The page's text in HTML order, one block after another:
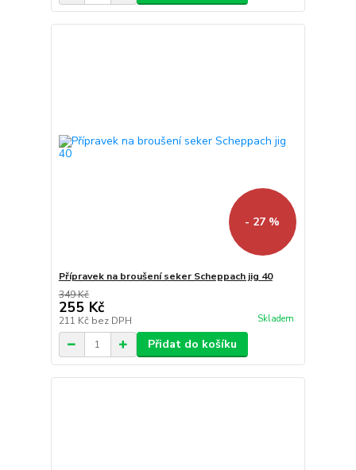
- 27 %
Přípravek na broušení seker Scheppach jig 40
349 Kč
255 Kč
211 Kč bez DPH Skladem
Přidat do košíku